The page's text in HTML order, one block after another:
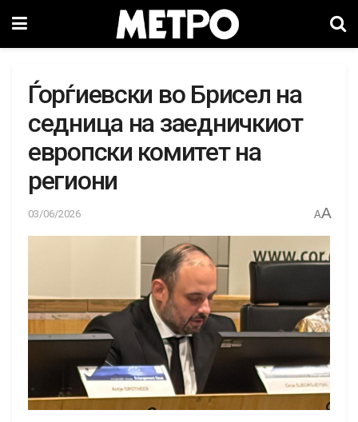
Ѓорѓиевски во Брисел на
седница на заедничкиот
европски комитет на
региони
03/06/2026 AA